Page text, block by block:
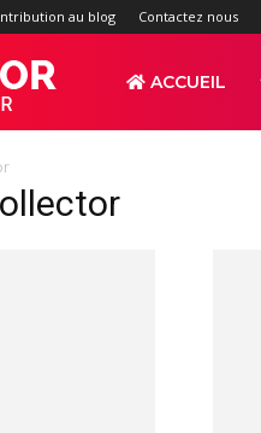
au blog Contactez nous
ACCUEIL